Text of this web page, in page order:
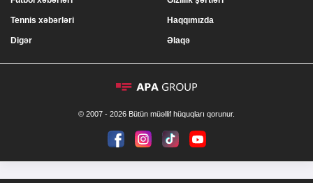
Tennis xəbərləri
Digər
Haqqımızda
Əlaqə
© 2007 - 2026 Bütün müəllif hüquqları qorunur.